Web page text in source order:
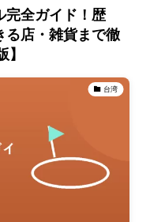
完全ガイド！歴
る店・雑貨まで徹
台湾